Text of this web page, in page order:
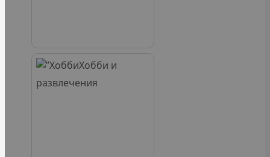
Хобби и
развлечения